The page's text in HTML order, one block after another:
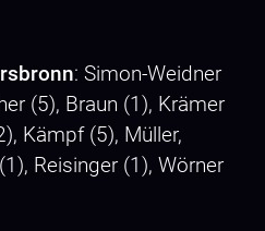
: Simon-Weidner
(5), Braun (1), Krämer
Kämpf (5), Müller,
Reisinger (1), Wörner